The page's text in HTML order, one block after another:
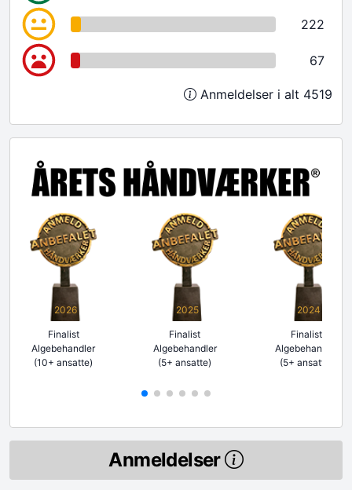
222
67
Anmeldelser i alt 4519
2026
Finalist
Algebehandler
(10+ ansatte)
2025
Finalist
Algebehandler
(5+ ansatte)
2024
Finalist
Algebehandler
(5+ ansatte)
Anmeldelser